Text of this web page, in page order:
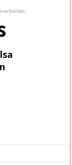
buchen: